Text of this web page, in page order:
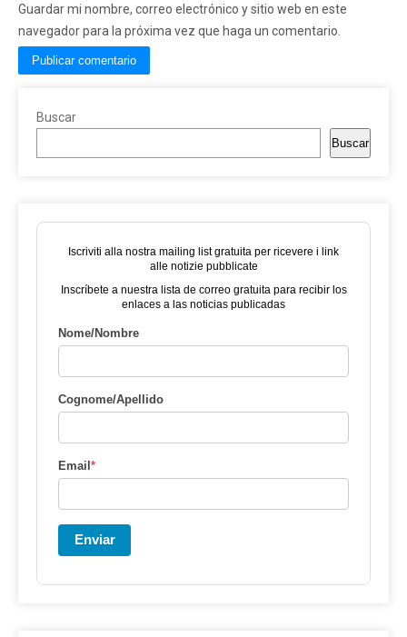
Guardar mi nombre, correo electrónico y sitio web en este
navegador para la próxima vez que haga un comentario.
Buscar
Buscar
Iscriviti alla nostra mailing list gratuita per ricevere i link
alle notizie pubblicate
Inscríbete a nuestra lista de correo gratuita para recibir los
enlaces a las noticias publicadas
Nome/Nombre
Cognome/Apellido
Email*
Enviar